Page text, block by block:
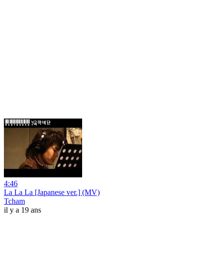
4:46
La La La [Japanese ver.] (MV)
Tcham
il y a 19 ans